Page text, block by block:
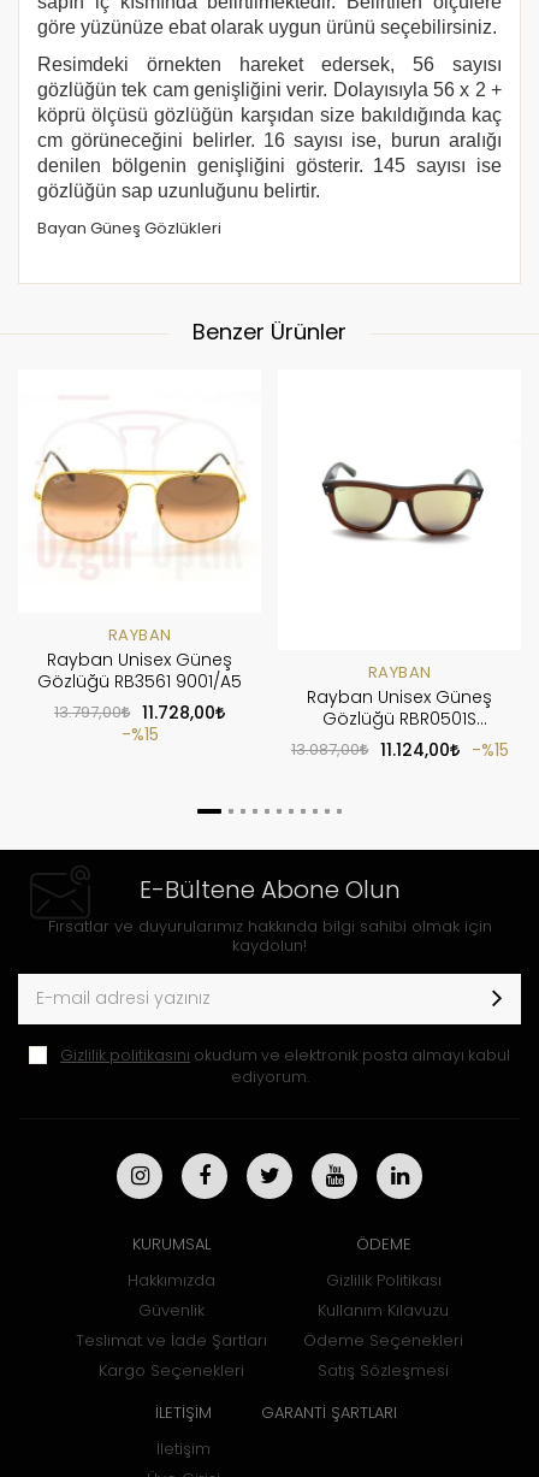
göre yüzünüze ebat olarak uygun ürünü seçebilirsiniz.
Resimdeki örnekten hareket edersek, 56 sayısı
gözlüğün tek cam genişliğini verir. Dolayısıyla 56 x 2 +
köprü ölçüsü gözlüğün karşıdan size bakıldığında kaç
cm görüneceğini belirler. 16 sayısı ise, burun aralığı
denilen bölgenin genişliğini gösterir. 145 sayısı ise
gözlüğün sap uzunluğunu belirtir.
Bayan Güneş Gözlükleri
Benzer Ürünler
RAYBAN
Rayban Unisex Güneş
Gözlüğü RB3561 9001/A5
13.797,00
11.728,00
%15
RAYBAN
Rayban Unisex Güneş
Gözlüğü RBR0501S
6710/20
13.087,00 11.124,00 %15
E-Bültene Abone Olun
Fırsatlar ve duyurularımız hakkında bilgi sahibi olmak için
kaydolun!
Gizlilik politikasını okudum ve elektronik posta almayı kabul
ediyorum.
KURUMSAL
Hakkımızda
Güvenlik
Teslimat ve İade Şartları
Kargo Seçenekleri
ÖDEME
Gizlilik Politikası
Kullanım Kılavuzu
Ödeme Seçenekleri
Satış Sözleşmesi
İLETİŞİM
İletişim
GARANTİ ŞARTLARI